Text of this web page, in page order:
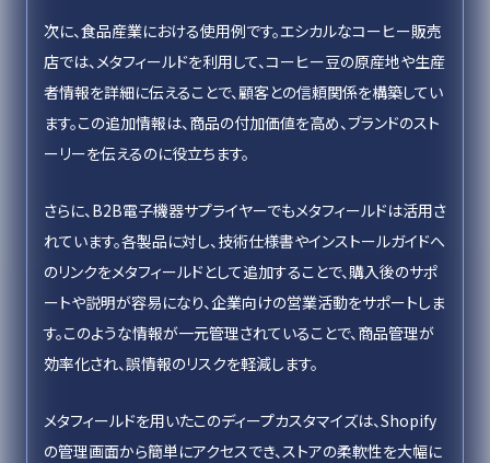
次に、食品産業における使用例です。エシカルなコーヒー販売
店では、メタフィールドを利用して、コーヒー豆の原産地や生産
者情報を詳細に伝えることで、顧客との信頼関係を構築してい
ます。この追加情報は、商品の付加価値を高め、ブランドのスト
ーリーを伝えるのに役立ちます。
さらに、B2B電子機器サプライヤーでもメタフィールドは活用さ
れています。各製品に対し、技術仕様書やインストールガイドへ
のリンクをメタフィールドとして追加することで、購入後のサポ
ートや説明が容易になり、企業向けの営業活動をサポートしま
す。このような情報が一元管理されていることで、商品管理が
効率化され、誤情報のリスクを軽減します。
メタフィールドを用いたこのディープカスタマイズは、Shopify
の管理画面から簡単にアクセスでき、ストアの柔軟性を大幅に